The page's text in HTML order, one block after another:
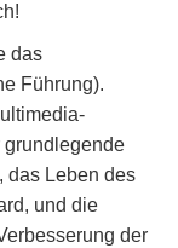
das
Führung).
grundlegende
das Leben des
und die
der